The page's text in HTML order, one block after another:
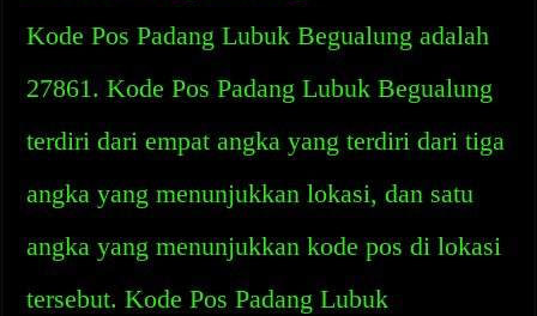
Kode Pos Padang Lubuk Begualung adalah
27861. Kode Pos Padang Lubuk Begualung
terdiri dari empat angka yang terdiri dari tiga
angka yang menunjukkan lokasi, dan satu
angka yang menunjukkan kode pos di lokasi
tersebut. Kode Pos Padang Lubuk